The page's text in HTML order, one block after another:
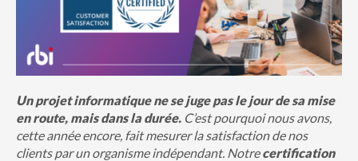
Un projet informatique ne se juge pas le jour de sa mise
en route, mais dans la durée. C’est pourquoi nous avons,
cette année encore, fait mesurer la satisfaction de nos
clients par un organisme indépendant. Notrecertification